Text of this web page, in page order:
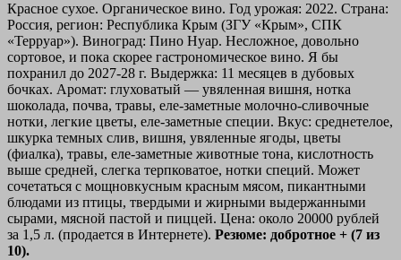
Красное сухое. Органическое вино. Год урожая: 2022. Страна:
Россия, регион: Республика Крым (ЗГУ «Крым», СПК
«Терруар»). Виноград: Пино Нуар. Несложное, довольно
сортовое, и пока скорее гастрономическое вино. Я бы
похранил до 2027-28 г. Выдержка: 11 месяцев в дубовых
бочках. Аромат: глуховатый — увяленная вишня, нотка
шоколада, почва, травы, еле-заметные молочно-сливочные
нотки, легкие цветы, еле-заметные специи. Вкус: среднетелое,
шкурка темных слив, вишня, увяленные ягоды, цветы
(фиалка), травы, еле-заметные животные тона, кислотность
выше средней, слегка терпковатое, нотки специй. Может
сочетаться с мощновкусным красным мясом, пикантными
блюдами из птицы, твердыми и жирными выдержанными
сырами, мясной пастой и пиццей. Цена: около 20000 рублей
за 1,5 л. (продается в Интернете). Резюме: добротное + (7 из
10).